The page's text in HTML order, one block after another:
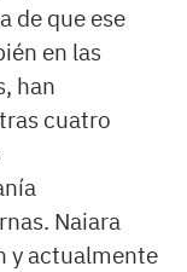
de que ese
en las
han
cuatro
Naiara
y actualmente